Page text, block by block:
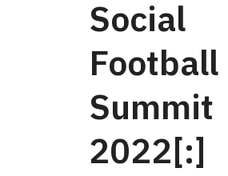
Social
Football
Summit
2022[:]